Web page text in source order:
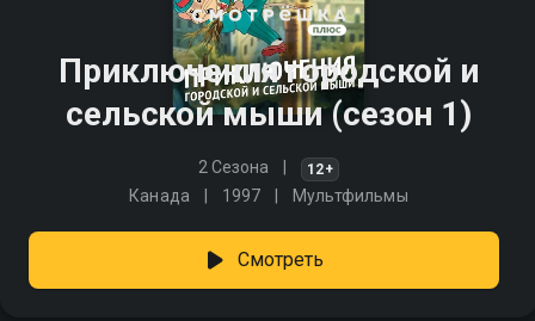
Приключения городской и
сельской мыши (сезон 1)
2 Сезона 12+
Канада 1997 Мультфильмы
Смотреть